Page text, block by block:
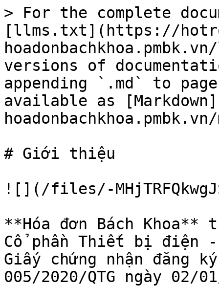
> For the complete
[llms.txt](https://
versions of
appending `.md` to
available as
# Giới thiệu
![](/files/-
**Hóa đơn Bách Khoa**
Cổ phần Thiết bị điện
Giấy chứng nhận đăng
005/2020/QTG ngày 02/